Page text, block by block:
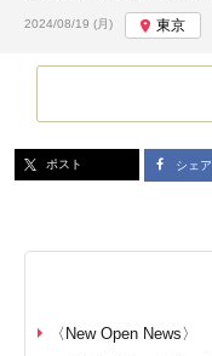
投稿日:
2024/08/19 (月) 東京
ポスト シェア
〈New Open News〉